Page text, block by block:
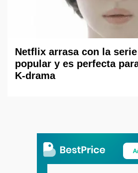
Netflix arrasa con la
popular y es perfecta
K-drama